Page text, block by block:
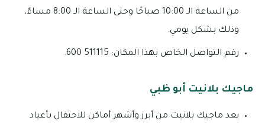
من الساعة الـ 10:00 صباحًا وحتى الساعة الـ 8:00 مساءً،
وذلك بشكل يومي.
رقم التواصل الخاص بهذا المكان: 511115 600.
ماجيك بلانيت أبو ظبي
يعد ماجيك بلانيت من أبرز وأشهر أماكن للاحتفال بأعياد